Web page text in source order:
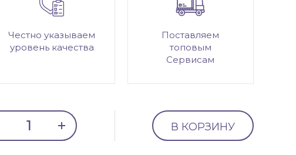
Честно указываем
уровень качества
Поставляем
топовым
Сервисам
В КОРЗИНУ